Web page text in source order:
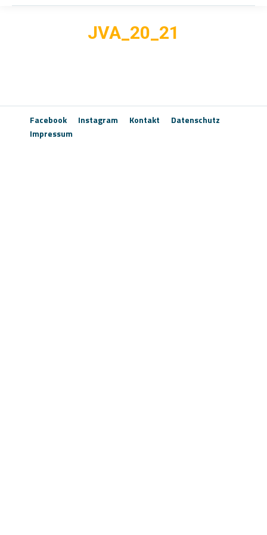
JVA_20_21
Facebook Instagram Kontakt
Datenschutz
Impressum